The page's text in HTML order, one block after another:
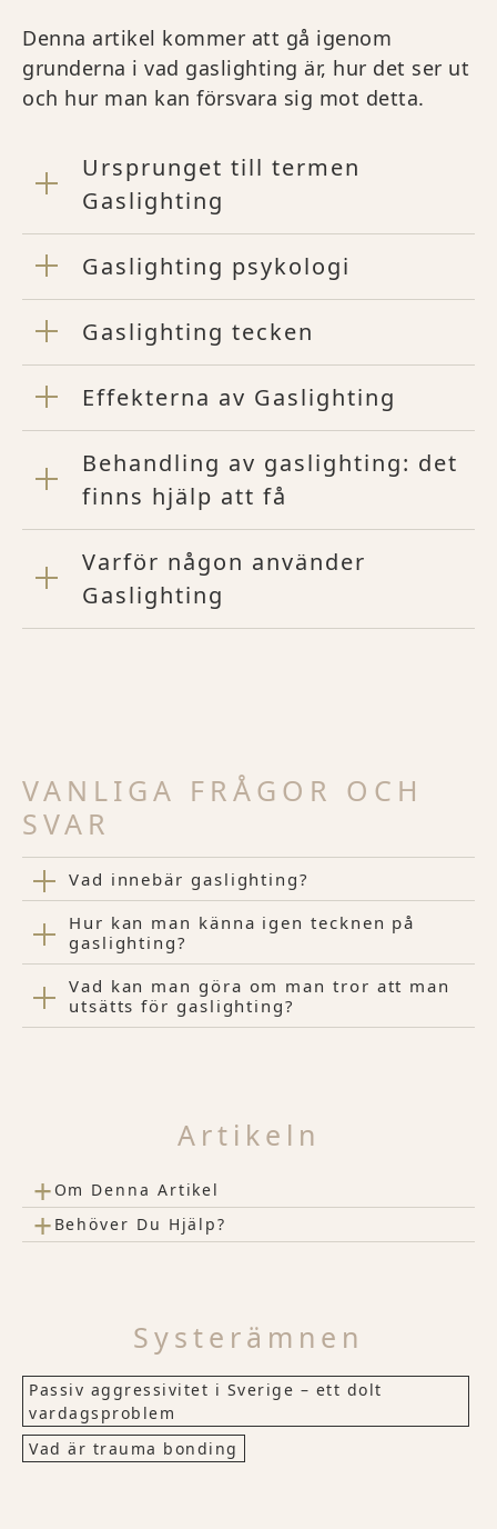
Denna artikel kommer att gå igenom
grunderna i vad gaslighting är, hur det ser ut
och hur man kan försvara sig mot detta.
Ursprunget till termen
Gaslighting
Gaslighting psykologi
Gaslighting tecken
Effekterna av Gaslighting
Behandling av gaslighting: det
finns hjälp att få
Varför någon använder
Gaslighting
VANLIGA FRÅGOR OCH
SVAR
Vad innebär gaslighting?
Hur kan man känna igen tecknen på
gaslighting?
Vad kan man göra om man tror att man
utsätts för gaslighting?
Artikeln
+ Om Denna Artikel
+ Behöver Du Hjälp?
Systerämnen
Passiv aggressivitet i Sverige – ett dolt
vardagsproblem
Vad är trauma bonding